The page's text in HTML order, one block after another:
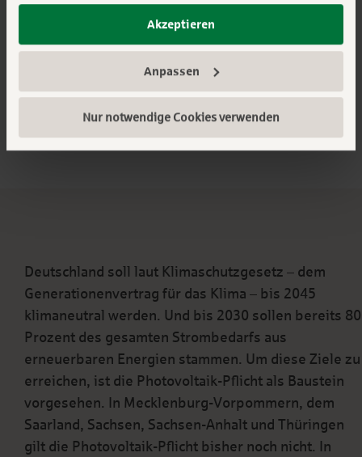
sie im Rahmen Ihrer Nutzung der Dienste gesammelt
haben. Sie geben Einwilligung zu unseren Cookies,
wenn Sie unsere Webseite weiterhin nutzen.
Impressum Datenschutz
Akzeptieren
Anpassen
Nur notwendige Cookies verwenden
#Corporate Real Estate Management
Alle Tags
Deutschland soll laut Klimaschutzgesetz – dem
Generationenvertrag für das Klima – bis 2045
klimaneutral werden. Und bis 2030 sollen bereits 80
Prozent des gesamten Strombedarfs aus
erneuerbaren Energien stammen. Um diese Ziele zu
erreichen, ist die Photovoltaik-Pflicht als Baustein
vorgesehen. In Mecklenburg-Vorpommern, dem
Saarland, Sachsen, Sachsen-Anhalt und Thüringen
gilt die Photovoltaik-Pflicht bisher noch nicht. In